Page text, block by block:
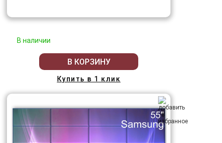
В наличии
В КОРЗИНУ
Купить в 1 клик